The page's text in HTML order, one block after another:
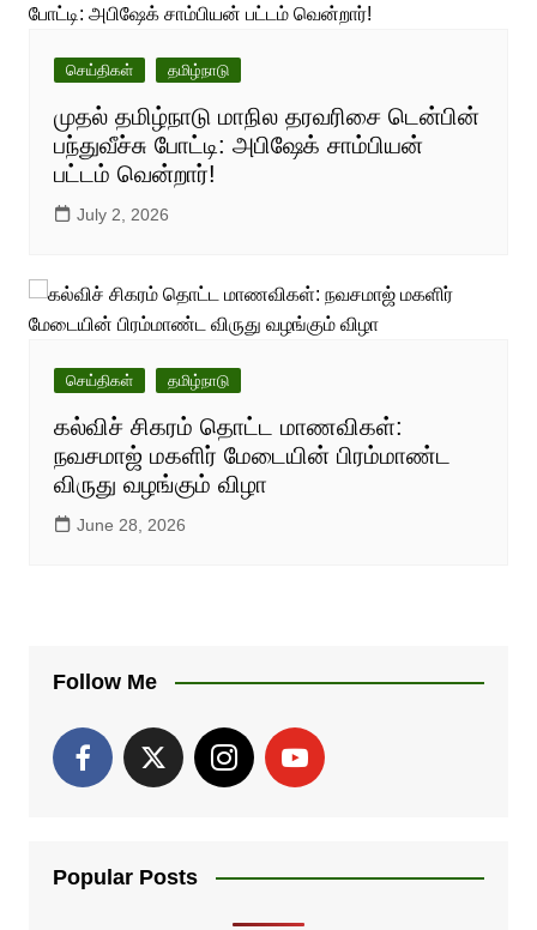
செய்திகள் தமிழ்நாடு
முதல் தமிழ்நாடு மாநில தரவரிசை டென்பின்
பந்துவீச்சு போட்டி: அபிஷேக் சாம்பியன்
பட்டம் வென்றார்!
July 2, 2026
செய்திகள் தமிழ்நாடு
கல்விச் சிகரம் தொட்ட மாணவிகள்:
நவசமாஜ் மகளிர் மேடையின் பிரம்மாண்ட
விருது வழங்கும் விழா
June 28, 2026
Follow Me
Popular Posts